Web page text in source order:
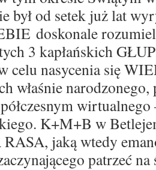
był od setek już lat
doskonale
ych 3 kapłańskich
celu nasycenia się
właśnie
łczesnym
. K+M+B w
jaką wtedy
patrzeć